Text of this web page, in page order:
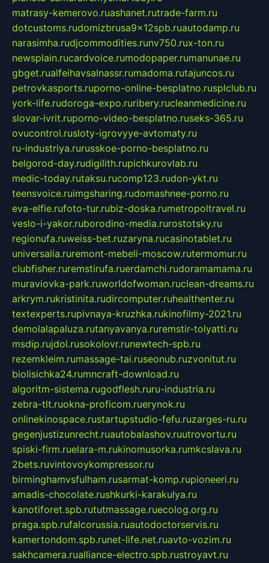
matrasy-kemerovo.ruashanet.rutrade-farm.ru
dotcustoms.rudomizbrusa9x12spb.ruautodamp.ru
narasimha.rudjcommodities.runv750.rux-ton.ru
newsplain.rucardvoice.rumodopaper.rumanunae.ru
gbget.rualfeihavsalnassr.rumadoma.rutajuncos.ru
petrovkasports.ruporno-online-besplatno.rusplclub.ru
york-life.rudoroga-expo.ruribery.rucleanmedicine.ru
slovar-ivrit.ruporno-video-besplatno.ruseks-365.ru
ovucontrol.rusloty-igrovyye-avtomaty.ru
ru-industriya.rurusskoe-porno-besplatno.ru
belgorod-day.rudigilith.rupichkurovlab.ru
medic-today.rutaksu.rucomp123.rudon-ykt.ru
teensvoice.ruimgsharing.rudomashnee-porno.ru
eva-elfie.rufoto-tur.rubiz-doska.rumetropoltravel.ru
veslo-i-yakor.ruborodino-media.rurostotsky.ru
regionufa.ruweiss-bet.ruzaryna.rucasinotablet.ru
universalia.ruremont-mebeli-moscow.rutermomur.ru
clubfisher.ruremstirufa.ruerdamchi.rudoramamama.ru
muraviovka-park.ruworldofwoman.ruclean-dreams.ru
arkrym.rukristinita.rudircomputer.ruhealthenter.ru
textexperts.rupivnaya-kruzhka.rukinofilmy-2021.ru
demolalapaluza.rutanyavanya.ruremstir-tolyatti.ru
msdip.rujdol.rusokolovr.runewtech-spb.ru
rezemkleim.rumassage-tai.ruseonub.ruzvonitut.ru
biolisichka24.rumncraft-download.ru
algoritm-sistema.rugodflesh.ruru-industria.ru
zebra-tlt.ruokna-proficom.ruerynok.ru
onlinekinospace.rustartupstudio-fefu.ruzarges-ru.ru
gegenjustizunrecht.ruautobalashov.ruutrovortu.ru
spiski-firm.ruelara-m.rukinomusorka.rumkcslava.ru
2bets.ruvintovoykompressor.ru
birminghamvsfulham.rusarmat-komp.rupioneeri.ru
amadis-chocolate.rushkurki-karakulya.ru
kanotiforet.spb.rututmassage.ruecolog.org.ru
praga.spb.rufalcorussia.ruautodoctorservis.ru
kamertondom.spb.runet-life.net.ruavto-vozim.ru
sakhcamera.rualliance-electro.spb.rustroyavt.ru